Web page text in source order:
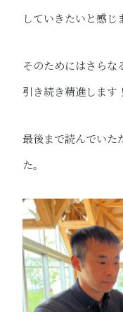
していきたいと感じ
そのためにはさらな
引き続き精進します！
最後まで読んでいた
た。